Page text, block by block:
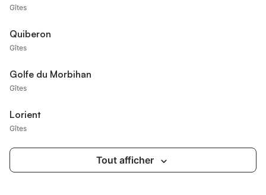
Gîtes
Quiberon
Gîtes
Golfe du Morbihan
Gîtes
Lorient
Gîtes
Tout afficher